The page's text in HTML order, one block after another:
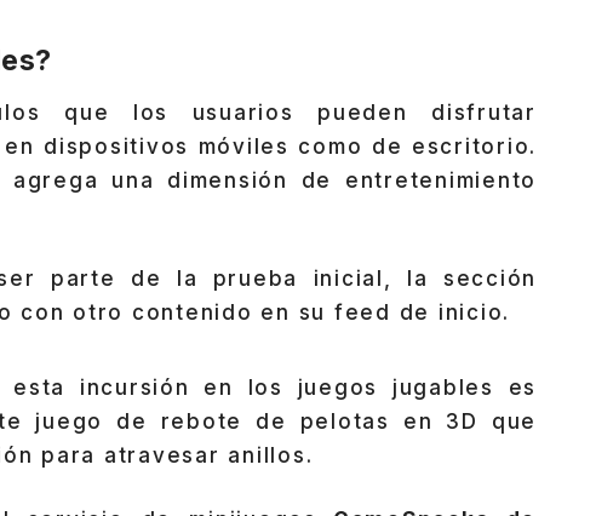
que los usuarios pueden disfrutar
dispositivos móviles como de escritorio.
una dimensión de entretenimiento
parte de la prueba inicial, la sección
con otro contenido en su feed de inicio.
incursión en los juegos jugables es
juego de rebote de pelotas en 3D que
para atravesar anillos.